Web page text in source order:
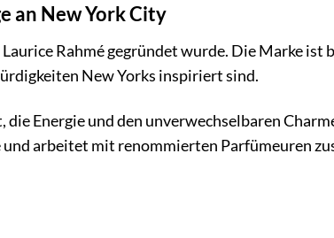
an New York City
Rahmé gegründet wurde. Die Marke
New Yorks inspiriert sind.
Energie und den unverwechselbaren
arbeitet mit renommierten Parfümeuren